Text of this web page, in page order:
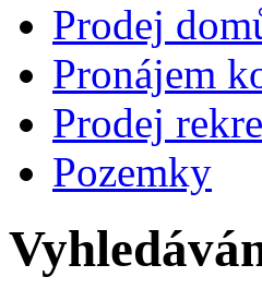
Prodej
Pronájem
Prodej
Pozemky